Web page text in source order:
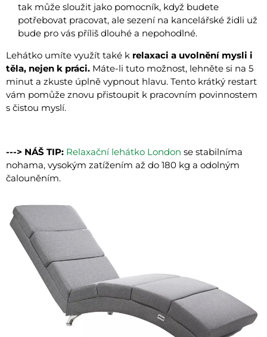
tak může sloužit jako pomocník, když budete
potřebovat pracovat, ale sezení na kancelářské židli už
bude pro vás příliš dlouhé a nepohodlné.
Lehátko umíte využít také k relaxaci a uvolnění mysli i
těla, nejen k práci. Máte-li tuto možnost, lehněte si na 5
minut a zkuste úplně vypnout hlavu. Tento krátký restart
vám pomůže znovu přistoupit k pracovním povinnostem
s čistou myslí.
---> NÁŠ TIP: Relaxační lehátko London se stabilníma
nohama, vysokým zatížením až do 180 kg a odolným
čalouněním.